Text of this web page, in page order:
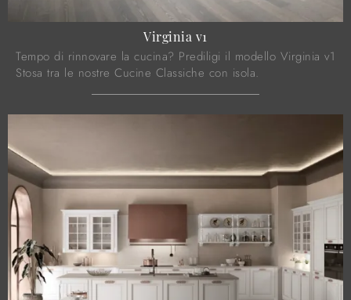
Virginia v1
Tempo di rinnovare la cucina? Prediligi il modello Virginia v1
Stosa tra le nostre Cucine Classiche con isola.